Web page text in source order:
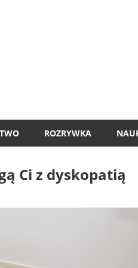
ROZRYWKA
Ci z dyskopatią